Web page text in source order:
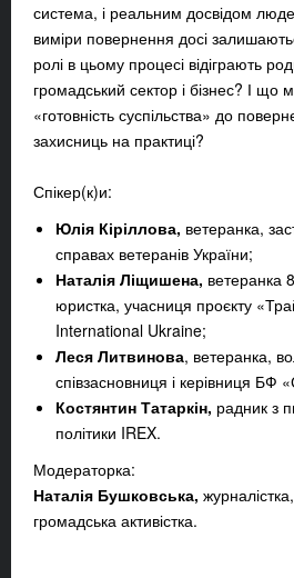
система, і реальним досвідом
виміри повернення досі
ролі в цьому процесі відіграють
громадський сектор і бізнес? І що
«готовність суспільства» до
захисниць на практиці?
Спікер(к)и:
Юлія Кіріллова, ветеранка,
справах ветеранів України;
Наталія Ліщишена, ветеранка
юристка, учасниця проєкту
International Ukraine;
Леся Литвинова, ветеранка,
співзасновниця і керівниця БФ
Костянтин Татаркін, радник з
політики IREX.
Модераторка:
Наталія Бушковська,
громадська активістка.